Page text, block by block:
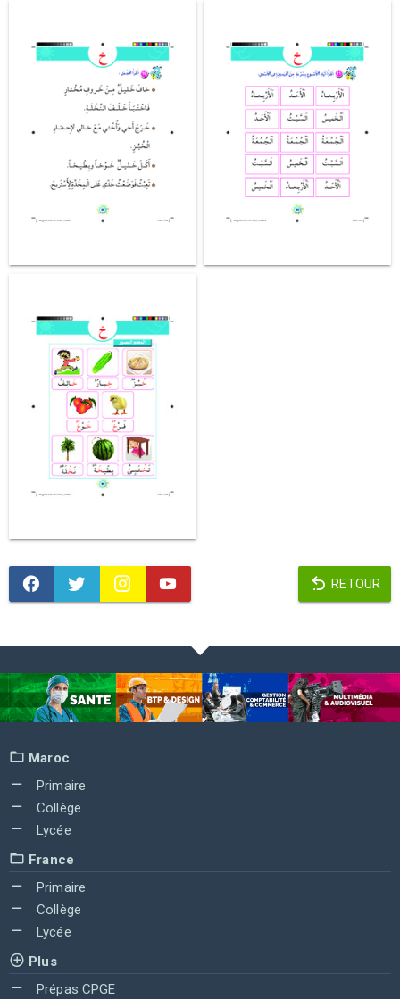
RETOUR
Maroc
Primaire
Collège
Lycée
France
Primaire
Collège
Lycée
Plus
Prépas CPGE